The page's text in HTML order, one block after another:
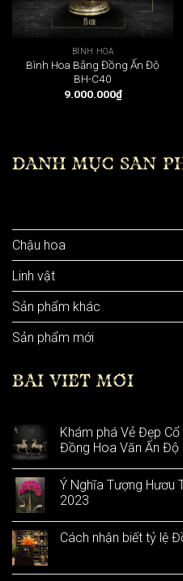
BÌNH HOA
Bình Hoa Bằng Đồng Ấn Độ
BH-C40
9.000.000₫
DANH MỤC SẢN
Chậu hoa
Linh vật
Sản phẩm khác
Sản phẩm mới
BÀI VIẾT MỚI
Khám phá Vẻ Đẹp
Đồng Hoa Văn Ấn Độ
Ý Nghĩa Tượng Hươu
2023
Cách nhận biết tỷ lệ